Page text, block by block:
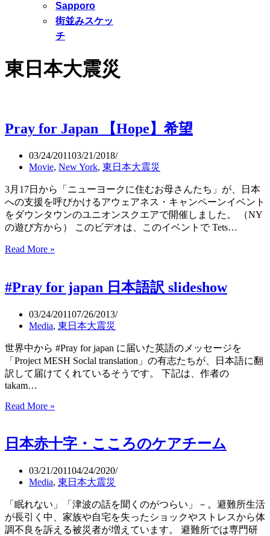
Sapporo
街並みスケッ
チ
東日本大震災
Pray for Japan 【Hope】希望
03/24/201103/21/2018
Movie, New York, 東日本大震災
3月17日から「ニューヨークに住むお母さんたち」が、日本
への支援を呼びかけるアウェアネス・キャンペーンイベント
をダウンタウンのユニオンスクエアで開催しました。 （NY
の遊び方から） このビデオは、このイベントで Tets…
Read More »
【Hope】
希
#Pray for japan 日本語訳 slideshow
03/24/201107/26/2013
Media, 東日本大震災
世界中から #Pray for japan に届いた英語のメッセージを
「Project MESH Soclal translation」の有志たちが、日本語に翻
訳して届けてくれているそうです。 下記は、作者の
takam…
Read More »
日
本
訳
slideshow
日本赤十字・こころのケアチーム
03/21/201104/24/2020
Media, 東日本大震災
「眠れない」「津波の話を聞くのがつらい」－。避難所生活
が長引く中、家族や自宅を失ったショックやストレスから体
調不良を訴える被災者が増えています。 避難所では専門研